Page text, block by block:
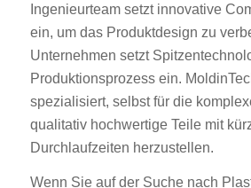
Ingenieurteam setzt innovative
ein, um das Produktdesign zu
Unternehmen setzt
Produktionsprozess ein.
spezialisiert, selbst für die
qualitativ hochwertige Teile mit
Durchlaufzeiten herzustellen.
Wenn Sie auf der Suche nach